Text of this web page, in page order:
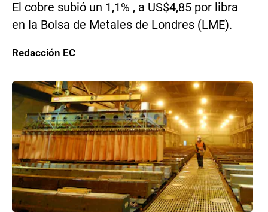
El cobre subió un 1,1% , a US$4,85 por libra
en la Bolsa de Metales de Londres (LME).
Redacción EC